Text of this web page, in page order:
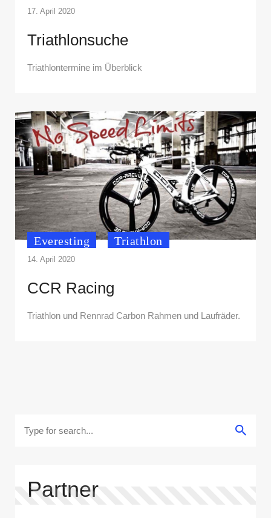
17. April 2020
Triathlonsuche
Triathlontermine im Überblick
Everesting Triathlon
14. April 2020
CCR Racing
Triathlon und Rennrad Carbon Rahmen und Laufräder.
Partner